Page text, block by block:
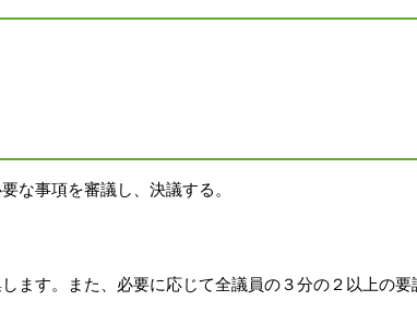
な事項を審議し、決議する。
ます。また、必要に応じて全議員の３分の２以上の要